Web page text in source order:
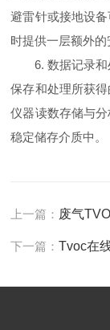
避雷针或接地设
时提供一层额外的
6. 数据记录和
保存和处理所获
仪器读数存储与
稳定储存介质中。
上一篇： 废气
下一篇：Tvoc在